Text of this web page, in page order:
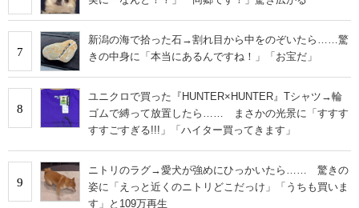
7
新潟の海で拾った石→割れ目から中をのぞいたら……驚
きの中身に「本当にあるんですね！」「お宝だ」
8
ユニクロで買った『HUNTER×HUNTER』Tシャツ→輪
ゴムで縛って放置したら…… まさかの光景に「すすす
すすごすぎる!!!」「ハイター買ってきます」
9
ニトリのラグ→愛犬が強めにひっかいたら…… 驚きの
姿に「えっと近くのニトリどこだっけ」「うちも買いま
す」と109万再生